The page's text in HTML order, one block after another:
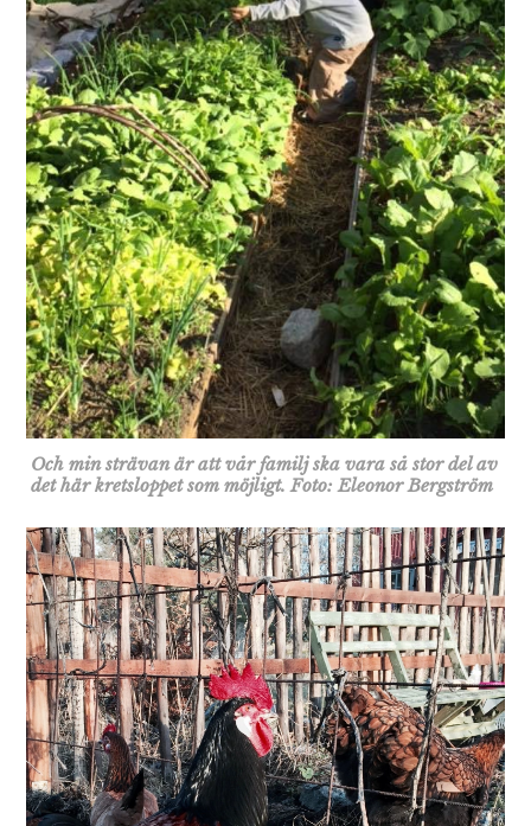
Och min strävan är att vår familj ska vara så stor del av
det här kretsloppet som möjligt. Foto: Eleonor Bergström